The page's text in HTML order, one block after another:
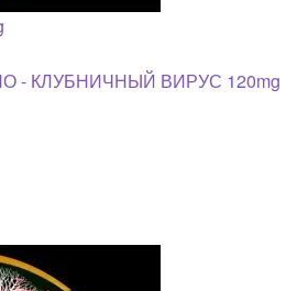
- КЛУБНИЧНЫЙ ВИРУС 120mg